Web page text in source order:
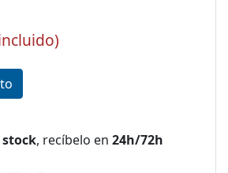
stock, recíbelo en 24h/72h